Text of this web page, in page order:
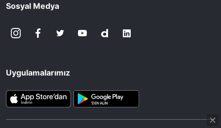
Sosyal Medya
Uygulamalarımız